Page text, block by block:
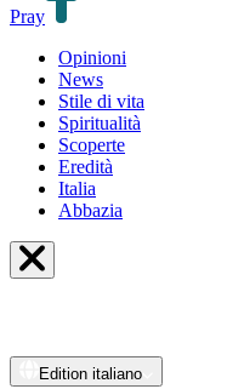
Pray
Opinioni
News
Stile di vita
Spiritualità
Scoperte
Eredità
Italia
Abbazia
Edition italiano